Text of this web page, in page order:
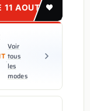
11 AOUT
·
Voir
tous
les
modes